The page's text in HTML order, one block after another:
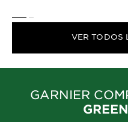
SLIDE 1
SLIDE 2
VER TODOS
GARNIER